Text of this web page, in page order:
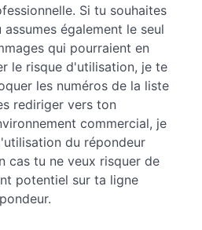
Si tu souhaites
également le seul
qui pourraient en
le risque d'utilisation, je te
les numéros de la liste
rediriger vers ton
commercial, je
du répondeur
cas tu ne veux risquer de
potentiel sur ta ligne